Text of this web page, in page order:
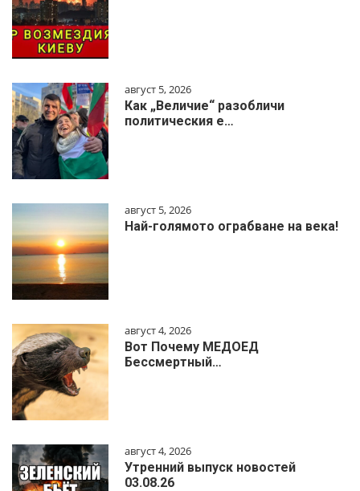
август 5, 2026
Как „Величие“ разобличи
политическия е…
август 5, 2026
Най-голямото ограбване на века!
август 4, 2026
Вот Почему МЕДОЕД
Бессмертный…
август 4, 2026
Утренний выпуск новостей
03.08.26